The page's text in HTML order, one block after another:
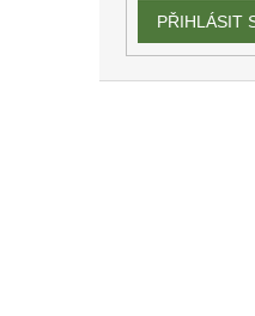
PŘIHLÁSIT